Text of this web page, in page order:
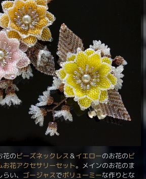
花のビーズネックレス ＆イエローのお花のビ
お花アクセサリーセット。メインのお花のま
い、 ゴージャスでボリューミーな作りとな